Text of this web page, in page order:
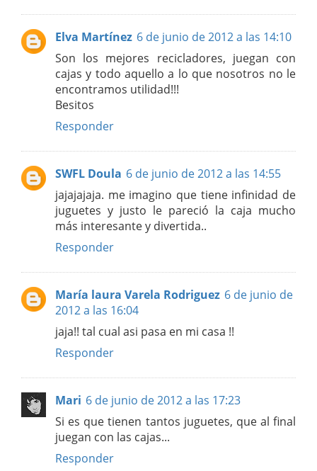
Elva Martínez 6 de junio de 2012 a las 14:10
Son los mejores recicladores, juegan con
cajas y todo aquello a lo que nosotros no le
encontramos utilidad!!!
Besitos
Responder
SWFL Doula 6 de junio de 2012 a las 14:55
jajajajaja. me imagino que tiene infinidad de
juguetes y justo le pareció la caja mucho
más interesante y divertida..
Responder
María laura Varela Rodriguez 6 de junio de
2012 a las 16:04
jaja!! tal cual asi pasa en mi casa !!
Responder
Mari 6 de junio de 2012 a las 17:23
Si es que tienen tantos juguetes, que al final
juegan con las cajas...
Responder